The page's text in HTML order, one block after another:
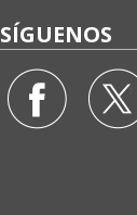
SÍGUENOS